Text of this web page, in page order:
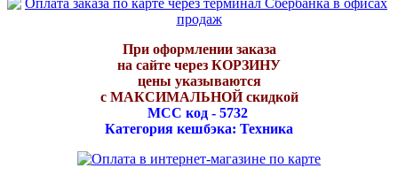
При оформлении заказа
на сайте через КОРЗИНУ
цены указываются
с МАКСИМАЛЬНОЙ скидкой
МСС код - 5732
Категория кешбэка: Техника